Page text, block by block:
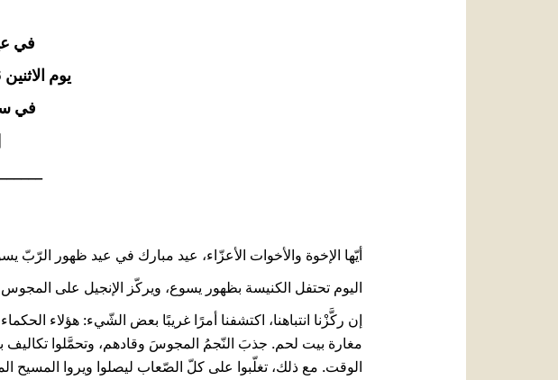
في
يوم الاثنين 6 كانون الثّاني/يناير 2025
في
أيّها الإخوة والأخوات الأعزّاء، عيد مبارك في عيد ظهور الرّبّ
اليوم تحتفل الكنيسة بظهور يسوع، ويركّز الإنجيل على
إن ركَّزْنا انتباهنا، اكتشفنا أمرًا غريبًا بعض الشّيء: هؤلاء
مغارة بيت لحم. جذبَ النّجمُ المجوسَ وقادهم، وتحمَّلوا تكاليف
الوقت. مع ذلك، تغلّبوا على كلّ الصّعاب ليصلوا ويروا المسيح